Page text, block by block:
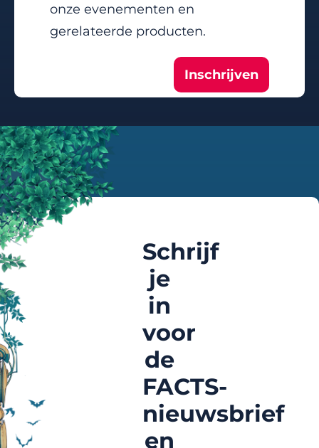
onze evenementen en
gerelateerde producten.
Inschrijven
Schrijf
je
in
voor
de
FACTS-
nieuwsbrief
en